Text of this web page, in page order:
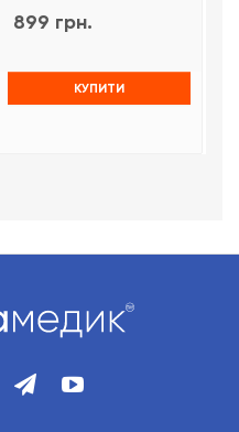
899 грн.
КУПИТИ